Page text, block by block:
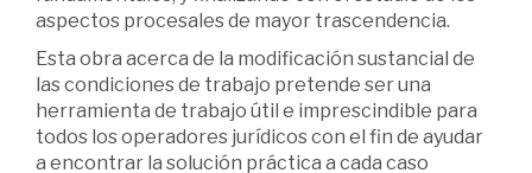
aspectos procesales de mayor trascendencia.
Esta obra acerca de la modificación sustancial de
las condiciones de trabajo pretende ser una
herramienta de trabajo útil e imprescindible para
todos los operadores jurídicos con el fin de ayudar
a encontrar la solución práctica a cada caso